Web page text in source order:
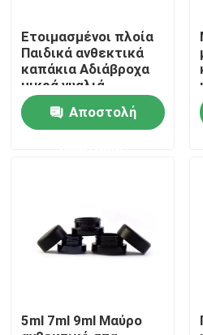
Σπίτι
Βίντεο
Ετοιμασμένοι πλοία
Παιδικά ανθεκτικά
καπάκια Αδιάβροχα
μικρά γυαλιά
Συγκεντρωμένα
φυτικά έλαια βάζα
χονδρικό
Αποστολή
5ml 7ml 9ml Μαύρο